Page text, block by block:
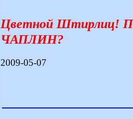
Цветной Штирлиц!
ЧАПЛИН?
2009-05-07